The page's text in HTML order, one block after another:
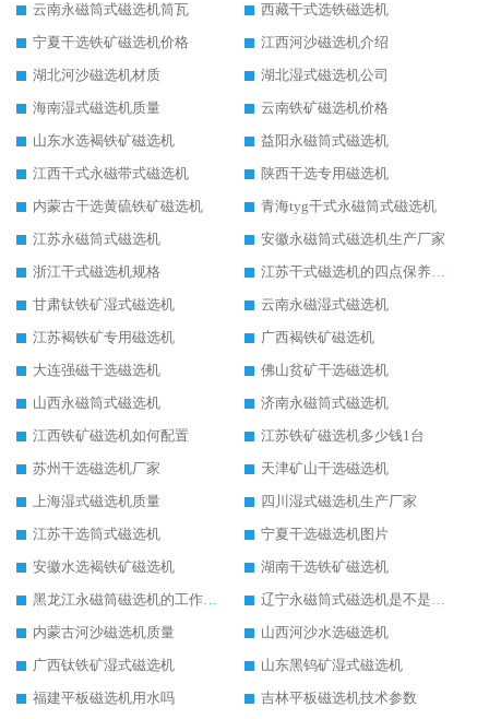
云南永磁筒式磁选机筒瓦
西藏干式选铁磁选机
宁夏干选铁矿磁选机价格
江西河沙磁选机介绍
湖北河沙磁选机材质
湖北湿式磁选机公司
海南湿式磁选机质量
云南铁矿磁选机价格
山东水选褐铁矿磁选机
益阳永磁筒式磁选机
江西干式永磁带式磁选机
陕西干选专用磁选机
内蒙古干选黄硫铁矿磁选机
青海tyg干式永磁筒式磁选机
江苏永磁筒式磁选机
安徽永磁筒式磁选机生产厂家
浙江干式磁选机规格
江苏干式磁选机的四点保养秘籍
甘肃钛铁矿湿式磁选机
云南永磁湿式磁选机
江苏褐铁矿专用磁选机
广西褐铁矿磁选机
大连强磁干选磁选机
佛山贫矿干选磁选机
山西永磁筒式磁选机
济南永磁筒式磁选机
江西铁矿磁选机如何配置
江苏铁矿磁选机多少钱1台
苏州干选磁选机厂家
天津矿山干选磁选机
上海湿式磁选机质量
四川湿式磁选机生产厂家
江苏干选筒式磁选机
宁夏干选磁选机图片
安徽水选褐铁矿磁选机
湖南干选铁矿磁选机
黑龙江永磁筒磁选机的工作原理
辽宁永磁筒式磁选机是不是强磁
内蒙古河沙磁选机质量
山西河沙水选磁选机
广西钛铁矿湿式磁选机
山东黑钨矿湿式磁选机
福建平板磁选机用水吗
吉林平板磁选机技术参数